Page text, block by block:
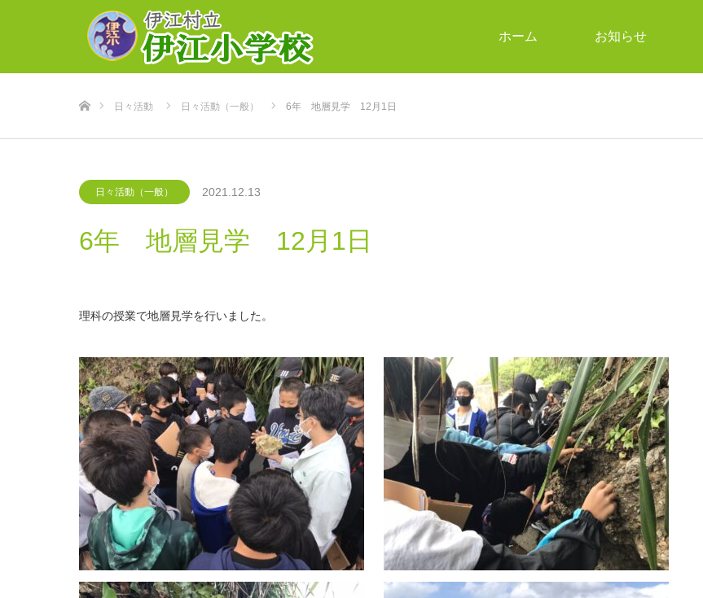
ホーム お知らせ
日々活動 日々活動（一般） 6年 地層見学 12月1日
日々活動（一般） 2021.12.13
6年 地層見学 12月1日
理科の授業で地層見学を行いました。